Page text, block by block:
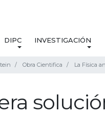
DIPC INVESTIGACIÓN
Obra Cientifica La Física